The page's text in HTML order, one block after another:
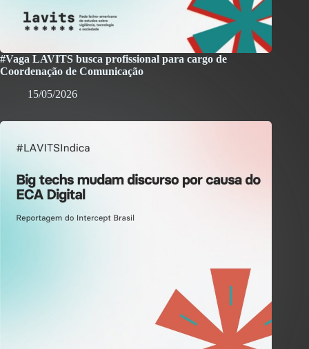
#Vaga LAVITS busca profissional para cargo de
Coordenação de Comunicação
15/05/2026